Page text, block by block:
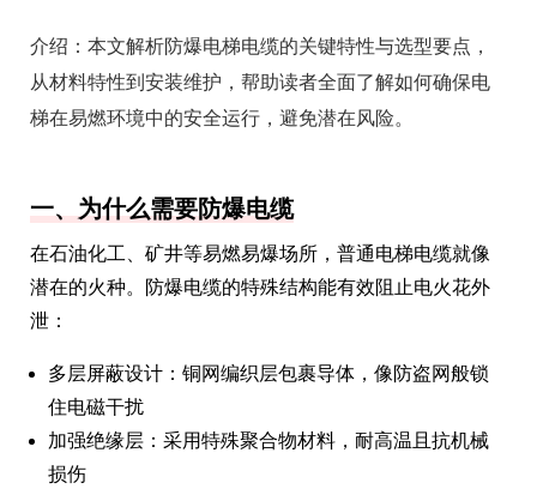
介绍： 本文解析防爆电梯电缆的关键特性与选型要点，
从材料特性到安装维护，帮助读者全面了解如何确保电
梯在易燃环境中的安全运行，避免潜在风险。
一、为什么需要防爆电缆
在石油化工、矿井等易燃易爆场所，普通电梯电缆就像
潜在的火种。防爆电缆的特殊结构能有效阻止电火花外
泄：
多层屏蔽设计：铜网编织层包裹导体，像防盗网般锁
住电磁干扰
加强绝缘层：采用特殊聚合物材料，耐高温且抗机械
损伤